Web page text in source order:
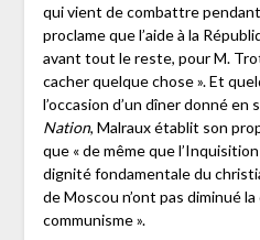
qui vient de combattre
proclame que l’aide à la
avant tout le reste, pour M.
cacher quelque chose ». Et
l’occasion d’un dîner donné en
Nation, Malraux établit son
que « de même que
dignité fondamentale du
de Moscou n’ont pas diminué
communisme ».